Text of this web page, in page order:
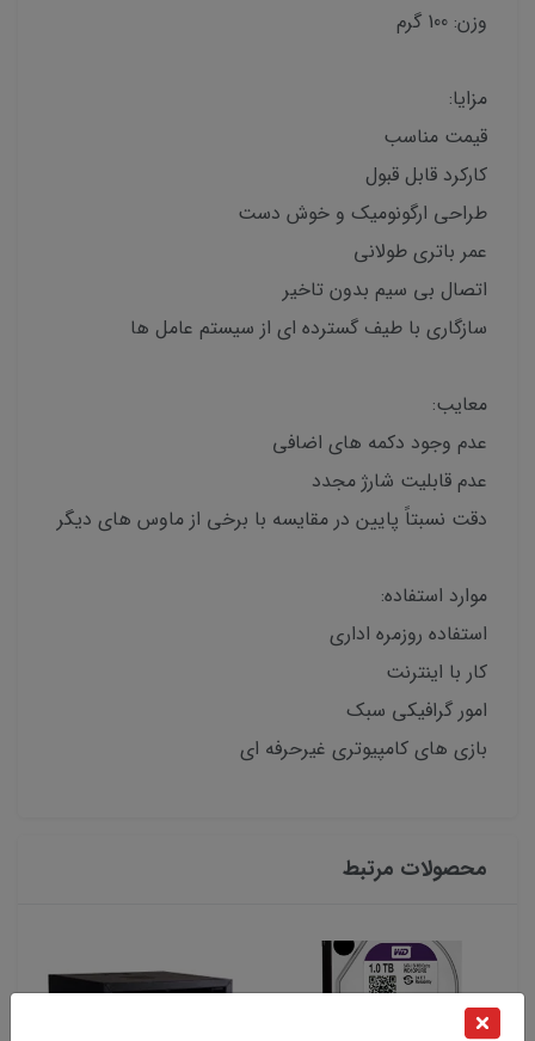
وزن: 100 گرم
مزایا:
قیمت مناسب
کارکرد قابل قبول
طراحی ارگونومیک و خوش دست
عمر باتری طولانی
اتصال بی سیم بدون تاخیر
سازگاری با طیف گسترده ای از سیستم عامل ها
معایب:
عدم وجود دکمه های اضافی
عدم قابلیت شارژ مجدد
دقت نسبتاً پایین در مقایسه با برخی از ماوس های دیگر
موارد استفاده:
استفاده روزمره اداری
کار با اینترنت
امور گرافیکی سبک
بازی های کامپیوتری غیرحرفه ای
محصولات مرتبط